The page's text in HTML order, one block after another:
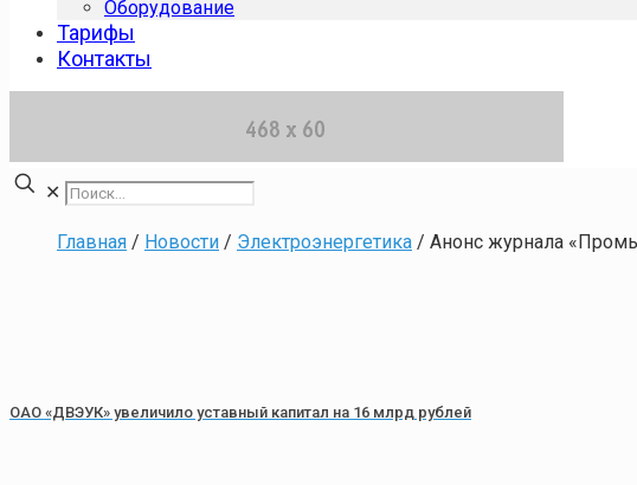
Оборудование
Тарифы
Контакты
✕
Главная / Новости / Электроэнергетика / Анонс журнала
ОАО «ДВЭУК» увеличило уставный капитал на 16 млрд рублей